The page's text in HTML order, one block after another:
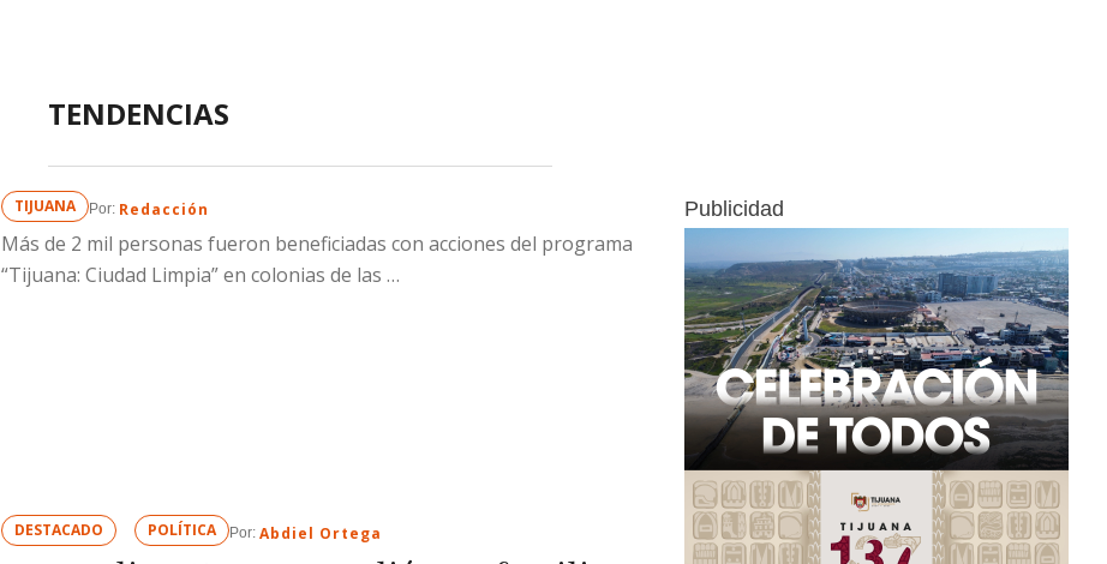
Ojos Negros, esquina con Mexicali,
en el ejido Francisco Villa Segunda
Sección, la víctima acudió al lugar,
donde …
TENDENCIAS
TIJUANA Por: Redacción
Más de 2 mil personas fueron beneficiadas con acciones del programa
“Tijuana: Ciudad Limpia” en colonias de las …
DESTACADO POLÍTICA Por: Abdiel Ortega
Publicidad